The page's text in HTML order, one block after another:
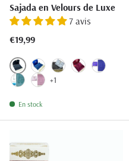
Sajada en Velours de Luxe
7 avis
Prix habituel
€19,99
NOIR.01BLEU.02GRIS.04ROUGE.23VIOLET.28
BLEU CIEL.35
ROSE.36
+1
En stock